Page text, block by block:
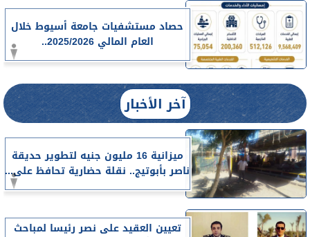
حصاد مستشفيات جامعة أسيوط خلال
العام المالي 2025/2026..
آخر الأخبار
ميزانية 16 مليون جنيه لتطوير حديقة
ناصر بأبوتيج.. نقلة حضارية تحافظ على...
تعيين العقيد على نصر رئيسا لمباحث